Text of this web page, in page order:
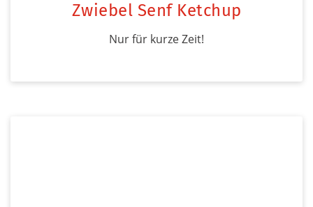
Zwiebel Senf Ketchup
Nur für kurze Zeit!